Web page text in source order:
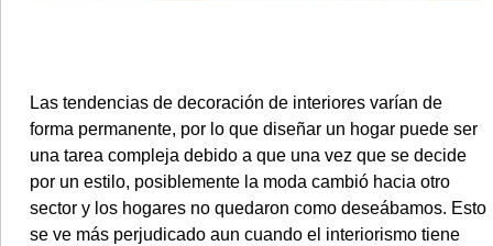
©2007/2026
Las tendencias de decoración de interiores varían de
forma permanente, por lo que diseñar un hogar puede ser
una tarea compleja debido a que una vez que se decide
por un estilo, posiblemente la moda cambió hacia otro
sector y los hogares no quedaron como deseábamos. Esto
se ve más perjudicado aun cuando el interiorismo tiene